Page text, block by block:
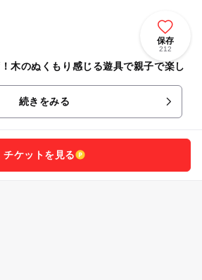
保存
212
木のぬくもり感じる遊具で親子で楽し
続きをみる
チケットを見る